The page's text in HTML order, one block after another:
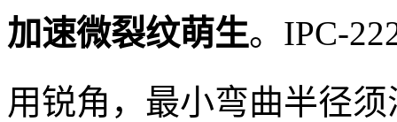
加速微裂纹萌生。IPC-
用锐角，最小弯曲半径